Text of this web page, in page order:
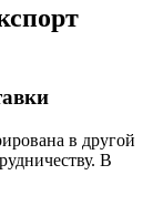
в другой
В